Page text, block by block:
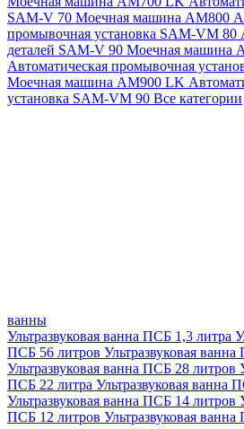
SAM-V 70 Моечная машина АМ800
промывочная установка SAM-VM 80
деталей SAM-V 90 Моечная машина
Автоматическая промывочная
Моечная машина AM900 LK
установка SAM-VM 90 Все категории
ванны
Ультразвуковая ванна ПСБ 1,3 литра
ПСБ 56 литров Ультразвуковая
Ультразвуковая ванна ПСБ 28 литров
ПСБ 22 литра Ультразвуковая ванна
Ультразвуковая ванна ПСБ 14 литров
ПСБ 12 литров Ультразвуковая